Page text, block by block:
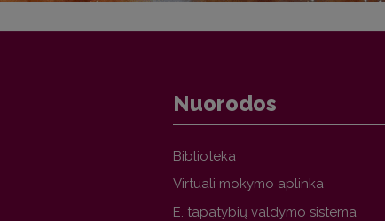
Nuorodos
Biblioteka
Virtuali mokymo aplinka
E. tapatybių valdymo sistema